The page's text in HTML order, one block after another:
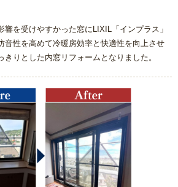
を受けやすかった窓にLIXIL「インプラス」
音性を高めて冷暖房効率と快適性を向上させ
りとした内窓リフォームとなりました。